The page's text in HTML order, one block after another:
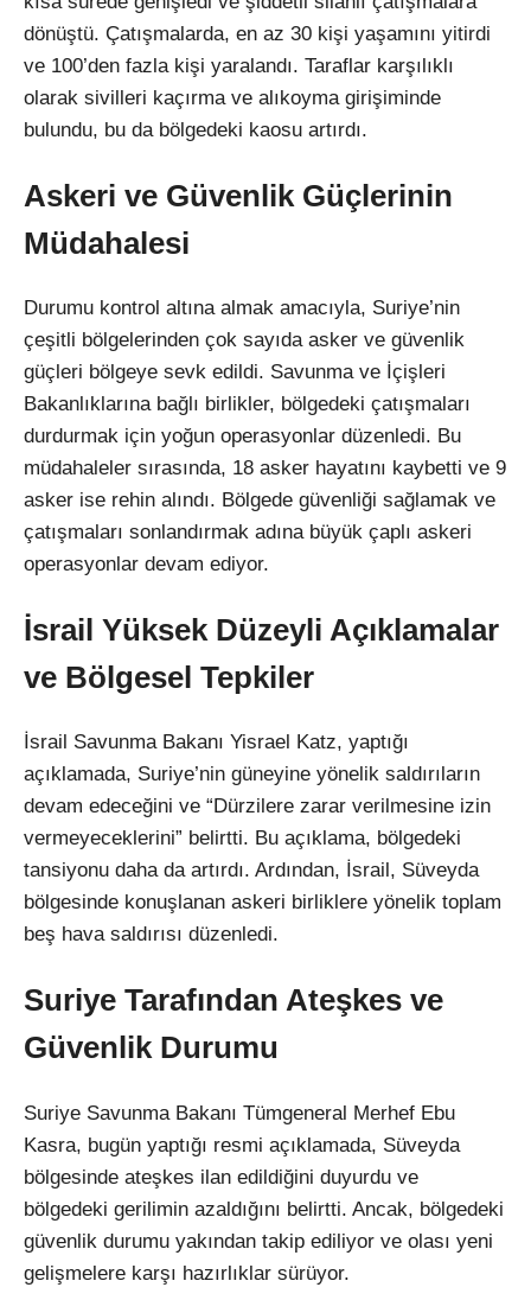
dönüştü. Çatışmalarda, en az 30 kişi yaşamını yitirdi
ve 100’den fazla kişi yaralandı. Taraflar karşılıklı
olarak sivilleri kaçırma ve alıkoyma girişiminde
bulundu, bu da bölgedeki kaosu artırdı.
Askeri ve Güvenlik Güçlerinin
Müdahalesi
Durumu kontrol altına almak amacıyla, Suriye’nin
çeşitli bölgelerinden çok sayıda asker ve güvenlik
güçleri bölgeye sevk edildi. Savunma ve İçişleri
Bakanlıklarına bağlı birlikler, bölgedeki çatışmaları
durdurmak için yoğun operasyonlar düzenledi. Bu
müdahaleler sırasında, 18 asker hayatını kaybetti ve 9
asker ise rehin alındı. Bölgede güvenliği sağlamak ve
çatışmaları sonlandırmak adına büyük çaplı askeri
operasyonlar devam ediyor.
İsrail Yüksek Düzeyli Açıklamalar
ve Bölgesel Tepkiler
İsrail Savunma Bakanı Yisrael Katz, yaptığı
açıklamada, Suriye’nin güneyine yönelik saldırıların
devam edeceğini ve “Dürzilere zarar verilmesine izin
vermeyeceklerini” belirtti. Bu açıklama, bölgedeki
tansiyonu daha da artırdı. Ardından, İsrail, Süveyda
bölgesinde konuşlanan askeri birliklere yönelik toplam
beş hava saldırısı düzenledi.
Suriye Tarafından Ateşkes ve
Güvenlik Durumu
Suriye Savunma Bakanı Tümgeneral Merhef Ebu
Kasra, bugün yaptığı resmi açıklamada, Süveyda
bölgesinde ateşkes ilan edildiğini duyurdu ve
bölgedeki gerilimin azaldığını belirtti. Ancak, bölgedeki
güvenlik durumu yakından takip ediliyor ve olası yeni
gelişmelere karşı hazırlıklar sürüyor.